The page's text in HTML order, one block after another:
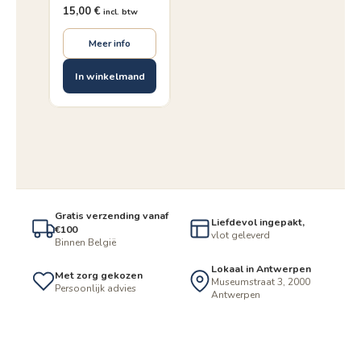
15,00 € incl. btw
Meer info
In winkelmand
Gratis verzending vanaf
€100
Binnen België
Liefdevol ingepakt,
vlot geleverd
Met zorg gekozen
Persoonlijk advies
Lokaal in Antwerpen
Museumstraat 3, 2000
Antwerpen